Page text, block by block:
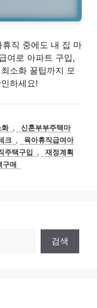
직 중에도 내 집 마
여로 아파트 구입,
소화 꿀팁까지 모
하세요!
화 ,
신혼부부주택마
크 ,
육아휴직급여아
주택구입 ,
재정계획
구매
검색